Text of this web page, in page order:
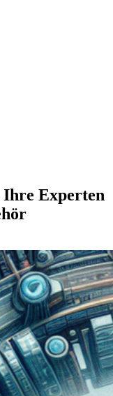
Experten